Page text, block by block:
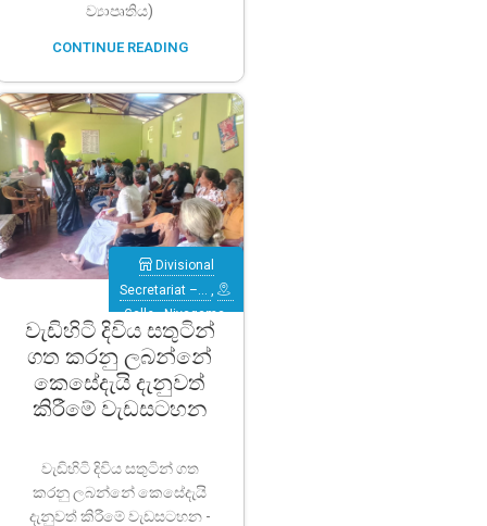
ව්‍යාපෘතිය)
CONTINUE READING
වැඩිහිටි දිවිය සතුටින්
ගත කරනු ලබන්නේ
කෙසේදැයි දැනුවත්
කිරීමේ වැඩසටහන
Divisional
Secretariat –…
Galle ,Niyagama
වැඩිහිටි දිවිය සතුටින් ගත
කරනු ලබන්නේ කෙසේදැයි
දැනුවත් කිරීමේ වැඩසටහන -